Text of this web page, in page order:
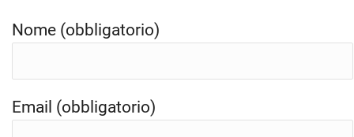
Nome (obbligatorio)
Email (obbligatorio)